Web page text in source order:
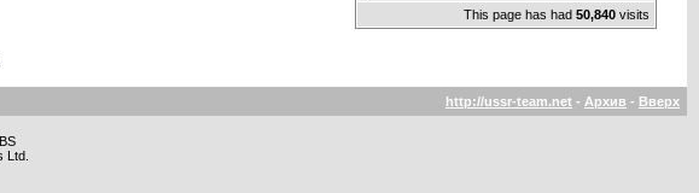
This page has had 50,840 visits
http://ussr-team.net - Архив - Вверх
Ltd.